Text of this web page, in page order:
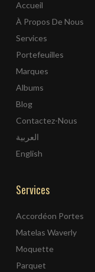
Accueil
À Propos De Nous
Services
Portefeuilles
Marques
Albums
Blog
Contactez-Nous
العربية
English
Services
Accordéon Portes
Matelas Waverly
Moquette
Parquet